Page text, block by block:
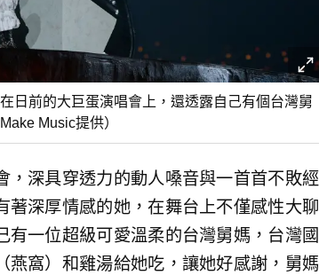
日前的大巨蛋演唱會上，還透露自己有個台灣舅
Music提供）
深具穿透力的動人嗓音與一首首不敗經
深厚情感的她，在舞台上不僅感性大聊
一位超級可愛溫柔的台灣舅媽，台灣國
窩）和雞湯給她吃，讓她好感謝，舅媽